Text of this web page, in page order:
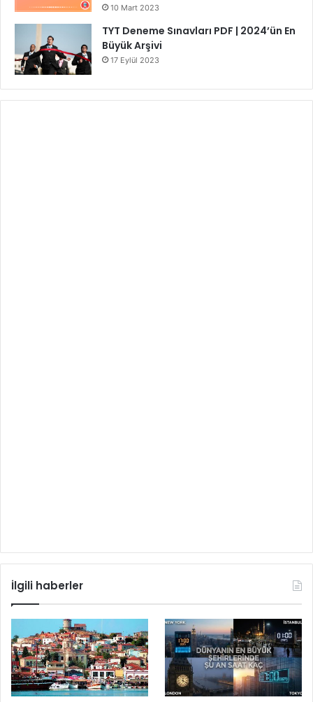
10 Mart 2023
TYT Deneme Sınavları PDF | 2024’ün En
Büyük Arşivi
17 Eylül 2023
İlgili haberler